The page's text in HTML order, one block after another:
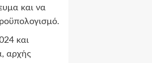
και να
και
αρχής